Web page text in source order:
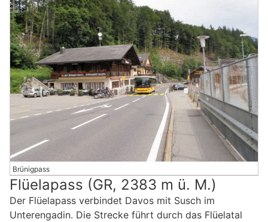
Brünigpass
Flüelapass (GR, 2383 m ü. M.)
Der Flüelapass verbindet Davos mit Susch im
Unterengadin. Die Strecke führt durch das Flüelatal